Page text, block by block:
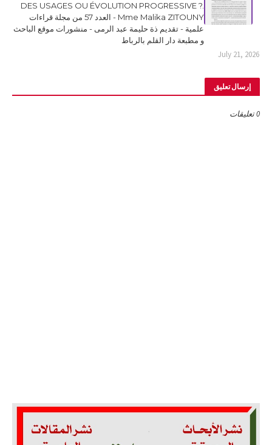
DES USAGES OU ÉVOLUTION PROGRESSIVE ?.
Mme Malika ZITOUNY - العدد 57 من مجلة قراءات
علمية - تقديم ذة حليمة عبد الرمى - منشورات موقع الباحث
و مطبعة دار القلم بالرباط
July 21, 2026
إرسال تعليق
0 تعليقات